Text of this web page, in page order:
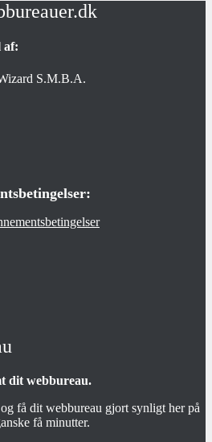
af:
S.M.B.A.
dit webbureau.
få dit webbureau gjort synligt her på
få minutter.